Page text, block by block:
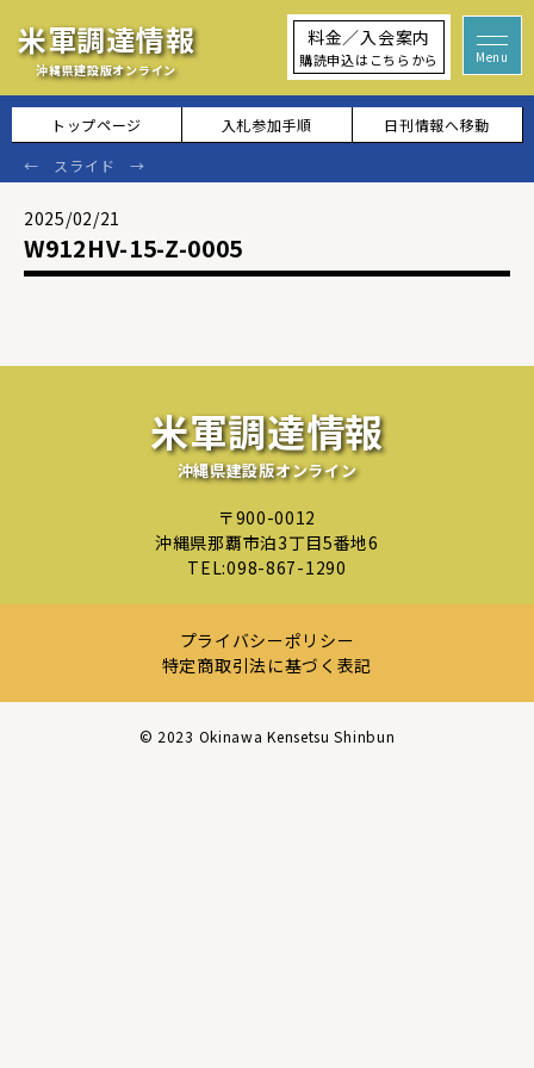
米軍調達情報
沖縄県建設版オンライン
料金／入会案内
購読申込はこちらから
トップページ 入札参加手順 日刊情報へ移動
2025/02/21
W912HV-15-Z-0005
米軍調達情報
沖縄県建設版オンライン
〒900-0012
沖縄県那覇市泊3丁目5番地6
TEL:098-867-1290
プライバシーポリシー
特定商取引法に基づく表記
©︎ 2023 Okinawa Kensetsu Shinbun